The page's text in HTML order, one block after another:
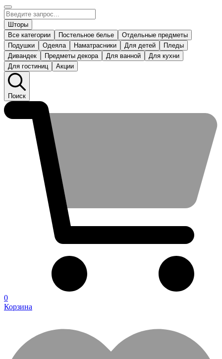
Шторы
Все категории
Постельное белье
Отдельные предметы
Подушки
Одеяла Наматрасники Для детей
Пледы
Дивандек
Предметы декора Для ванной
Для кухни
Для гостиниц
Акции
Поиск
0
Корзина